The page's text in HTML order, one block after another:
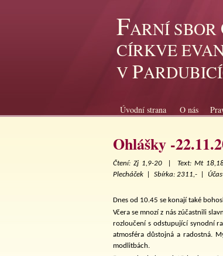
FARNÍ SBOR
CÍRKVE
VP
Úvodní strana O nás
Ohlášky -
Čtení: Zj 1,9-20 | Text: Mt
Plecháček | Sbírka: 2311,- |
Dnes od 10.45 se konají také
Včera se mnozí z nás zúčastnili
rozloučení s odstupující synodní
atmosféra důstojná a radostná.
modlitbách.